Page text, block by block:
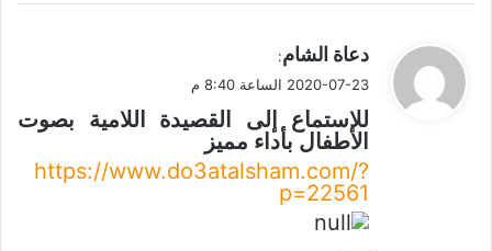
ي
ل
دعاة الشام:
2020-07-23 الساعة 8:40 م
للاستماع إلى القصيدة اللامية بصوت
الأطفال بأداء مميز
https://www.do3atalsham.com/?
p=22561